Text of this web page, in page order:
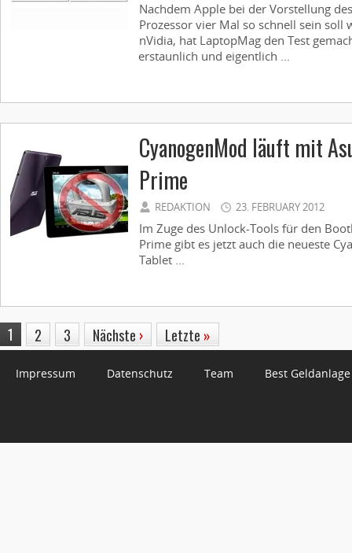
Nachdem Apple bei der Vorstellung
Prozessor vier Mal so schnell sein soll
nVidia, hat LaptopMag den Test
erstaunlich und eigentlich ...
CyanogenMod läuft mit
Prime
REDAKTION 23. FEBRUARY 2012
Im Zuge des Unlock-Tools für den
Prime gibt es jetzt auch die neueste
Tablet ...
1 2 3 Nächste › Letzte »
Impressum Datenschutz Team Best Geldanlage